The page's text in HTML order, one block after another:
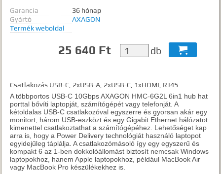
Garancia
36 hónap
Gyártó
AXAGON
Termék weboldal
25 640 Ft db 
Csatlakozás USB-C, 2xUSB-A, 2xUSB-C, 1xHDMI, RJ45
A többportos USB-C 10Gbps AXAGON HMC-6G2L 6in1 hub hat
porttal bővíti laptopját, számítógépét vagy telefonját. A
kétoldalas USB-C csatlakozóval egyszerre és gyorsan akár egy
monitort, három USB-eszközt és egy Gigabit Ethernet hálózatot
kimenettel csatlakoztathat a számítógépéhez. Lehetőséget kap
arra is, hogy a Power Delivery technológiát használó laptopot
egyidejűleg táplálja. A csatlakozómásoló így egy egyszerű és
kompakt 6 az 1-ben dokkolóállomást biztosít nemcsak Windows
laptopokhoz, hanem Apple laptopokhoz, például MacBook Air
vagy MacBook Pro készülékekhez is.